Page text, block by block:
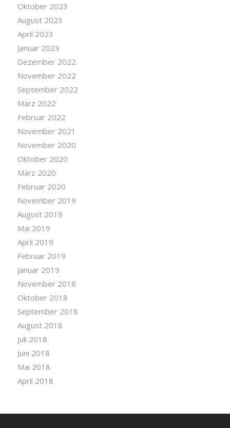
Oktober 2023
August 2023
April 2023
Januar 2023
Dezember 2022
November 2022
September 2022
März 2022
Februar 2022
November 2021
November 2020
Oktober 2020
März 2020
Februar 2020
November 2019
August 2019
Mai 2019
April 2019
Februar 2019
Januar 2019
November 2018
Oktober 2018
September 2018
August 2018
Juli 2018
Juni 2018
Mai 2018
April 2018